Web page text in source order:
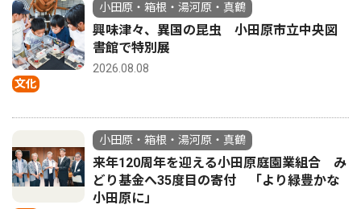
文化
小田原・箱根・湯河原・真鶴
興味津々、異国の昆虫 小田原市立中央図
書館で特別展
2026.08.08
小田原・箱根・湯河原・真鶴
来年120周年を迎える小田原庭園業組合 み
どり基金へ35度目の寄付 「より緑豊かな
小田原に」